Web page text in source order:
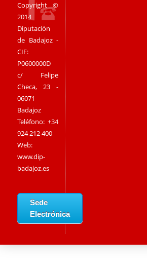
Copyright ©
2014
Diputación
de Badajoz -
CIF:
P0600000D
c/ Felipe
Checa, 23 -
06071
Badajoz
Teléfono: +34
924 212 400
Web:
www.dip-
badajoz.es
Sede
Electrónica